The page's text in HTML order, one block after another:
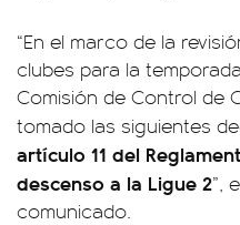
“En el marco de la
clubes para la
Comisión de Control de
tomado las siguientes
artículo 11 del
descenso a la Ligue 2”,
comunicado.